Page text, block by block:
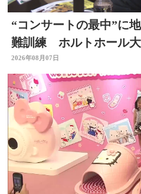
“コンサートの最中”に
難訓練 ホルトホール
2026年08月07日